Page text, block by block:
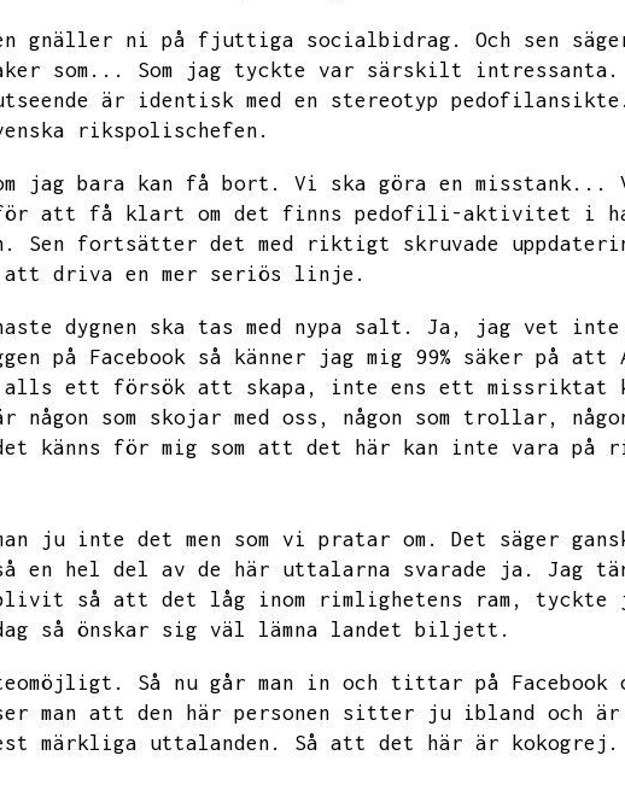
gnäller ni på fjuttiga socialbidrag.
Och sen
som... Som jag tyckte var särskilt intressanta.
är identisk med en stereotyp pedofilansikte.
rikspolischefen.
jag bara kan få bort. Vi ska göra en misstank...
för att få klart om det finns pedofili-aktivitet i
Sen fortsätter det med riktigt skruvade
att driva en mer seriös linje.
dygnen ska tas med nypa salt. Ja, jag vet inte
på Facebook så känner jag mig 99% säker på
ett försök att skapa, inte ens ett missriktat
som skojar med oss,
någon som trollar,
det känns för mig som att det här kan inte vara på
ju inte det men som vi pratar om.
Det säger
en hel del av de här uttalarna svarade ja.
Jag
så att det låg inom rimlighetens ram, tyckte
så önskar sig väl lämna landet biljett.
Så nu går man in och tittar på Facebook
man att den här personen sitter ju ibland och är
märkliga uttalanden. Så att det här är kokogrej.